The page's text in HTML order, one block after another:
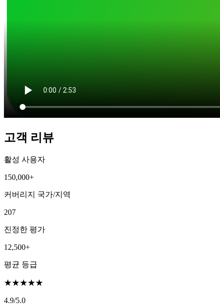
고객 리뷰
활성 사용자
150,000+
커버리지 국가/지역
207
진정한 평가
12,500+
평균 등급
★★★★★
4.9/5.0